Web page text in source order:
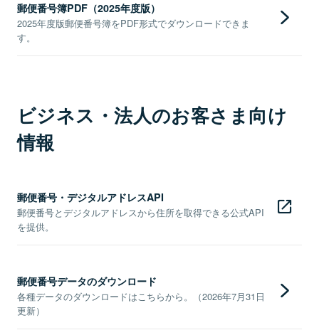
郵便番号簿PDF（2025年度版）
2025年度版郵便番号簿をPDF形式でダウンロードできま
す。
ビジネス・法人のお客さま向け
情報
郵便番号・デジタルアドレスAPI
郵便番号とデジタルアドレスから住所を取得できる公式API
を提供。
郵便番号データのダウンロード
各種データのダウンロードはこちらから。（2026年7月31日
更新）